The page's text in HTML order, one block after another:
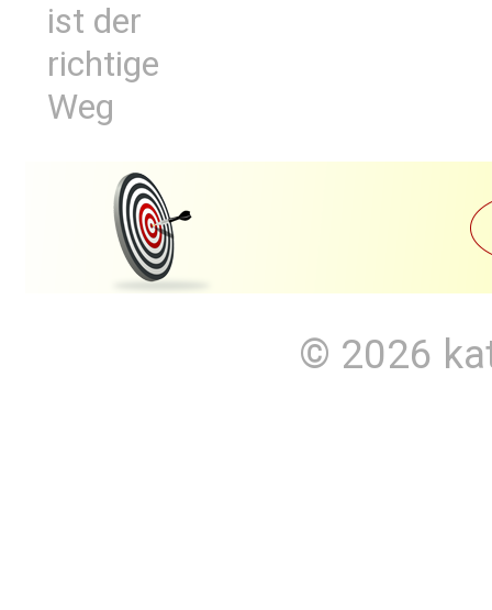
ist der
richtige
Weg
© 2026